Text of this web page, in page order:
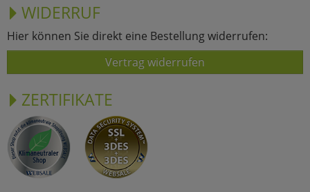
WIDERRUF
Hier können Sie direkt eine Bestellung widerrufen:
Vertrag widerrufen
ZERTIFIKATE